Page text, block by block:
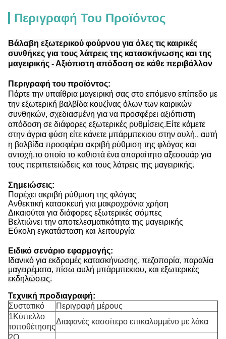
Περιγραφή Του Προϊόντος
Βάλαβη εξωτερικού φούρνου για όλες τις καιρικές
συνθήκες για τους λάτρεις της κατασκήνωσης και της
μαγειρικής - Αξιόπιστη απόδοση σε κάθε περιβάλλον
Περιγραφή του προϊόντος:
Πάρτε την υπαίθρια μαγειρική σας στο επόμενο επίπεδο με
την εξωτερική βαλβίδα κουζίνας όλων των καιρικών
συνθηκών, σχεδιασμένη για να προσφέρει αξιόπιστη
απόδοση σε διάφορες εξωτερικές ρυθμίσεις.Είτε κάμετε
στην άγρια φύση είτε κάνετε μπάρμπεκιου στην αυλή., αυτή
η βαλβίδα προσφέρει ακριβή ρύθμιση της φλόγας και
αντοχή.το οποίο το καθιστά ένα απαραίτητο αξεσουάρ για
τους περιπετειώδεις και τους λάτρεις της μαγειρικής.
Σημειώσεις:
Παρέχει ακριβή ρύθμιση της φλόγας
Ανθεκτική κατασκευή για μακροχρόνια χρήση
Δικαιούται για διάφορες εξωτερικές σόμπες
Βελτιώνει την αποτελεσματικότητα της μαγειρικής
Εύκολη εγκατάσταση και λειτουργία
Ειδικό σενάριο εφαρμογής:
Ιδανικό για εκδρομές κατασκήνωσης, πεζοπορία, παραλία
μαγειρέματα, πίσω αυλή μπάρμπεκιου, και εξωτερικές
εκδηλώσεις.
Τεχνική προδιαγραφή:
Συστατικό
Περιγραφή μέρους
1Κύπελλο
τοποθέτησης
Διαφανές κασσίτερο επικαλυμμένο με λάκα
2Ο